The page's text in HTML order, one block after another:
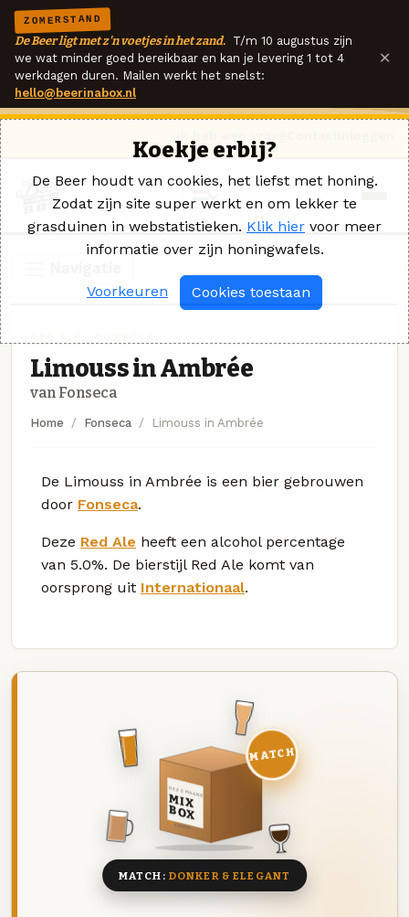
ZOMERSTAND
De Beer ligt met z'n voetjes in het zand. T/m 10 augustus zijn
we wat minder goed bereikbaar en kan je levering 1 tot 4
werkdagen duren. Mailen werkt het snelst:
hello@beerinabox.nl
×
Limouss in Ambrée
van Fonseca
Home Fonseca Limouss in Ambrée
De Limouss in Ambrée is een bier gebrouwen
door Fonseca.
Deze Red Ale heeft een alcohol percentage
van 5.0%. De bierstijl Red Ale komt van
oorsprong uit Internationaal.
DEZE MAAND
MIX
BOX
8 BIEREN
MATCH
MATCH: DONKER & ELEGANT
Koekje erbij?
De Beer houdt van cookies, het liefst met honing.
Zodat zijn site super werkt en om lekker te
grasduinen in webstatistieken. Klik hier voor meer
informatie over zijn honingwafels.
Voorkeuren Cookies toestaan